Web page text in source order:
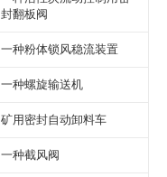
封翻板阀
一种粉体锁风稳流装置
一种螺旋输送机
矿用密封自动卸料车
一种截风阀